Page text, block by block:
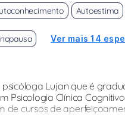
Autoestima
Ver mais 14
Lujan que é
Psicologia Clínica
de cursos de